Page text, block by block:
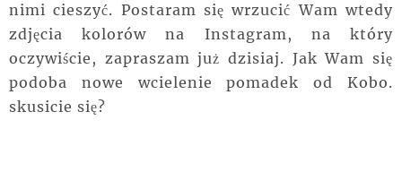
nimi cieszyć. Postaram się wrzucić Wam wtedy
zdjęcia kolorów na Instagram, na który
oczywiście, zapraszam już dzisiaj. Jak Wam się
podoba nowe wcielenie pomadek od Kobo.
skusicie się?